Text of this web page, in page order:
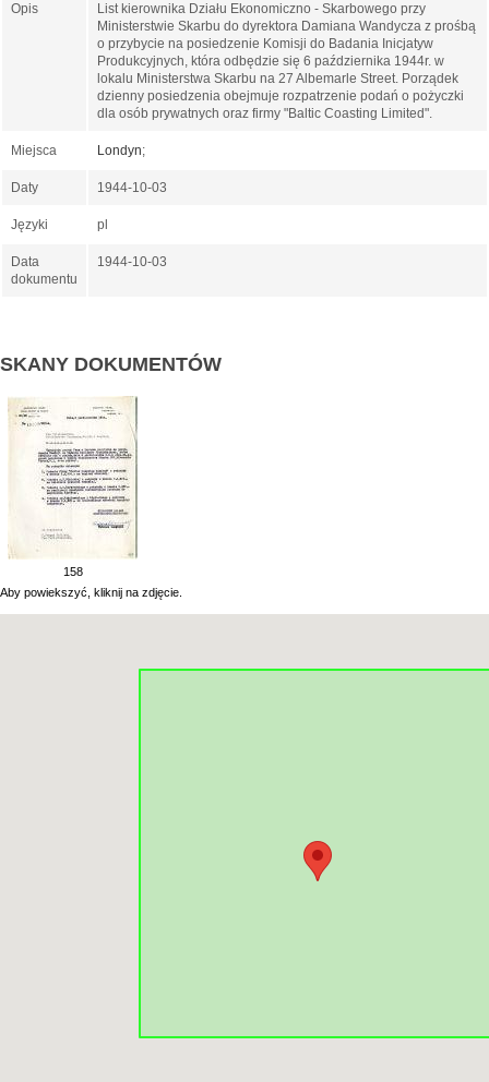
Opis
List kierownika Działu Ekonomiczno - Skarbowego przy
Ministerstwie Skarbu do dyrektora Damiana Wandycza z prośbą
o przybycie na posiedzenie Komisji do Badania Inicjatyw
Produkcyjnych, która odbędzie się 6 października 1944r. w
lokalu Ministerstwa Skarbu na 27 Albemarle Street. Porządek
dzienny posiedzenia obejmuje rozpatrzenie podań o pożyczki
dla osób prywatnych oraz firmy "Baltic Coasting Limited".
Miejsca Londyn;
Daty 1944-10-03
Języki pl
Data
dokumentu
1944-10-03
SKANY DOKUMENTÓW
158
Aby powiekszyć, kliknij na zdjęcie.